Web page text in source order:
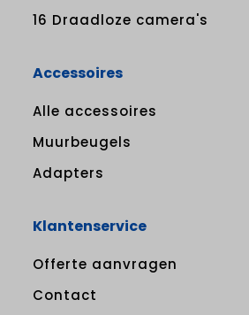
16 Draadloze camera's
Accessoires
Alle accessoires
Muurbeugels
Adapters
Klantenservice
Offerte aanvragen
Contact